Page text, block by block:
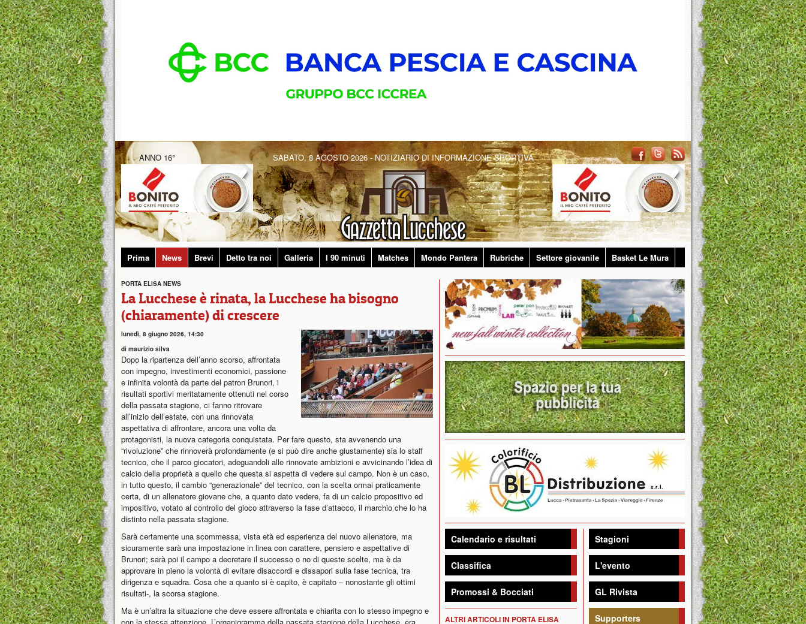
ANNO 16° SABATO, 8 AGOSTO 2026 - NOTIZIARIO DI INFORMAZIONE SPORTIVA
Prima News Brevi Detto tra noi Galleria I 90 minuti Matches Mondo Pantera Rubriche Settore giovanile Basket Le Mura
PORTA ELISA NEWS
La Lucchese è rinata, la Lucchese ha bisogno
(chiaramente) di crescere
lunedì, 8 giugno 2026, 14:30
di maurizio silva
Dopo la ripartenza dell’anno scorso, affrontata
con impegno, investimenti economici, passione
e infinita volontà da parte del patron Brunori, i
risultati sportivi meritatamente ottenuti nel corso
della passata stagione, ci fanno ritrovare
all’inizio dell’estate, con una rinnovata
aspettativa di affrontare, ancora una volta da
protagonisti, la nuova categoria conquistata. Per fare questo, sta avvenendo una
“rivoluzione” che rinnoverà profondamente (e si può dire anche giustamente) sia lo staff
tecnico, che il parco giocatori, adeguandoli alle rinnovate ambizioni e avvicinando l’idea di
calcio della proprietà a quello che questa si aspetta di vedere sul campo. Non è un caso,
in tutto questo, il cambio “generazionale” del tecnico, con la scelta ormai praticamente
certa, di un allenatore giovane che, a quanto dato vedere, fa di un calcio propositivo ed
impositivo, votato al controllo del gioco attraverso la fase d’attacco, il marchio che lo ha
distinto nella passata stagione.
Sarà certamente una scommessa, vista età ed esperienza del nuovo allenatore, ma
sicuramente sarà una impostazione in linea con carattere, pensiero e aspettative di
Brunori; sarà poi il campo a decretare il successo o no di queste scelte, ma è da
approvare in pieno la volontà di evitare disaccordi e dissapori sulla fase tecnica, tra
dirigenza e squadra. Cosa che a quanto si è capito, è capitato – nonostante gli ottimi
risultati-, la scorsa stagione.
Ma è un’altra la situazione che deve essere affrontata e chiarita con lo stesso impegno e
Calendario e risultati
Classifica
Promossi & Bocciati
ALTRI ARTICOLI IN PORTA ELISA
Stagioni
L'evento
GL Rivista
Supporters